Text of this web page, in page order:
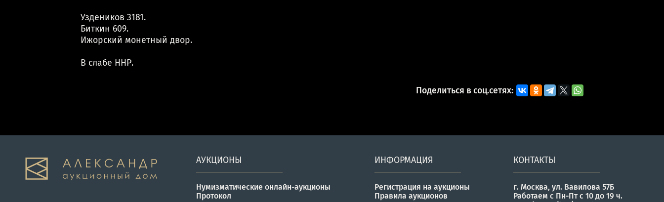
Уздеников 3181.
Биткин 609.
Ижорский монетный двор.
В слабе ННР.
Поделиться в соц.сетях:
АУКЦИОНЫ
Нумизматические онлайн-аукционы
Протокол
ИНФОРМАЦИЯ
Регистрация на аукционы
Правила аукционов
КОНТАКТЫ
г. Москва, ул. Вавилова 57Б
Работаем с Пн-Пт с 10 до 19 ч.